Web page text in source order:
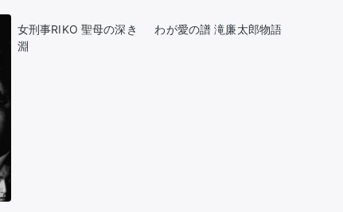
女刑事RIKO 聖母の深き
淵
わが愛の譜 滝廉太郎物語